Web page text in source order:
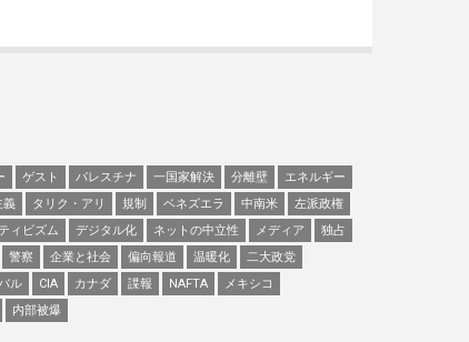
ゲスト パレスチナ 一国家解決 分離壁
エネルギー
義 タリク・アリ 規制 ベネズエラ 中南米
左派政権
ィビズム デジタル化 ネットの中立性 メディア
独占
警察 企業と社会 偏向報道 温暖化
二大政党
ル CIA カナダ 諜報 NAFTA
メキシコ
内部被爆